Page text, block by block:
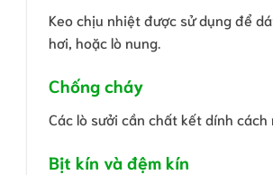
Keo chịu nhiệt được sử dụng để
hơi, hoặc lò nung.
Chống cháy
Các lò sưởi cần chất kết dính
Bịt kín và đệm kín